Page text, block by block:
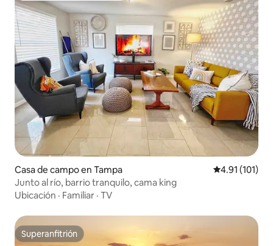
Casa de campo en Tampa Calificación
4.91 (101)
Junto al río, barrio tranquilo, cama king
Ubicación · Familiar · TV
Superanfitrión
Superanfitrión